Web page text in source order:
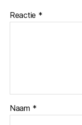
Reactie *
Naam *